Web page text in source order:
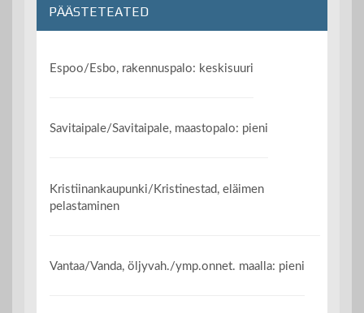
PÄÄSTETEATED
Espoo/Esbo, rakennuspalo: keskisuuri
Savitaipale/Savitaipale, maastopalo: pieni
Kristiinankaupunki/Kristinestad, eläimen
pelastaminen
Vantaa/Vanda, öljyvah./ymp.onnet. maalla: pieni